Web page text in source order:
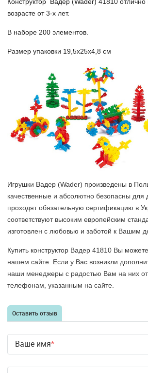
возрасте от 3-х лет.
В наборе 200 элементов.
Размер упаковки 19,5х25х4,8 см
Игрушки Вадер (Wader) произведены в
качественные и абсолютно безопасны для
проходят обязательную сертификацию в
соответствуют высоким европейским
изготовлен с любовью и заботой к Вашим
Купить конструктор Вадер 41810 Вы
нашем сайте. Если у Вас возникли
наши менеджеры с радостью Вам на них
телефонам, указанным на сайте.
Оставить отзыв
Ваше имя